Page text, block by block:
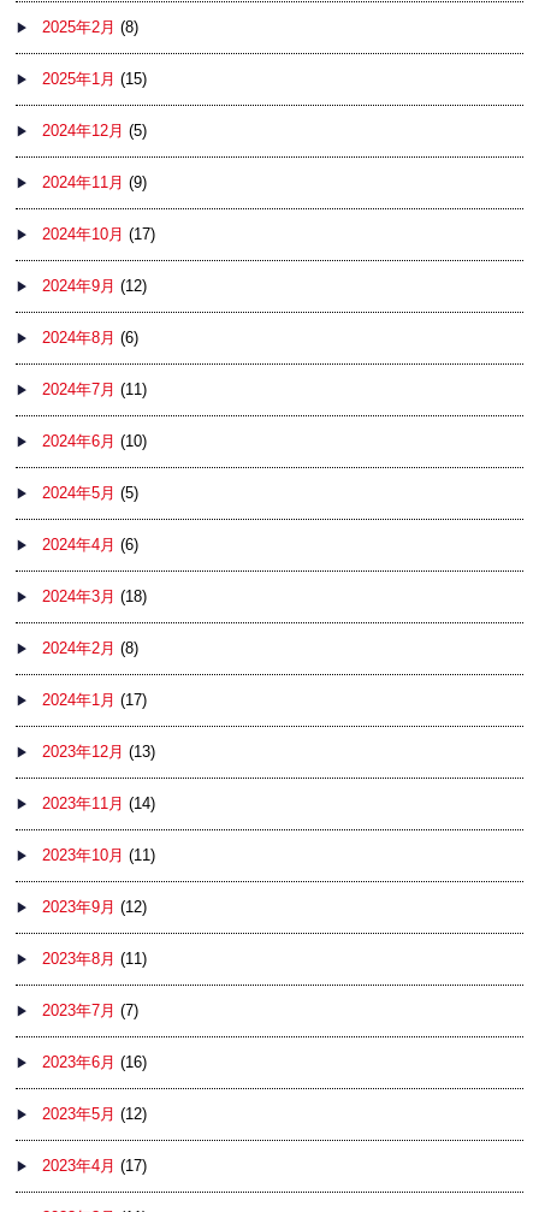
2025年2月 (8)
2025年1月 (15)
2024年12月 (5)
2024年11月 (9)
2024年10月 (17)
2024年9月 (12)
2024年8月 (6)
2024年7月 (11)
2024年6月 (10)
2024年5月 (5)
2024年4月 (6)
2024年3月 (18)
2024年2月 (8)
2024年1月 (17)
2023年12月 (13)
2023年11月 (14)
2023年10月 (11)
2023年9月 (12)
2023年8月 (11)
2023年7月 (7)
2023年6月 (16)
2023年5月 (12)
2023年4月 (17)